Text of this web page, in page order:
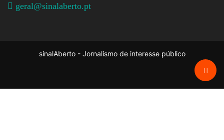
geral@sinalaberto.pt
sinalAberto - Jornalismo de interesse público